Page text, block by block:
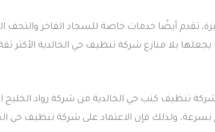
تقدم أيضًا خدمات خاصة للسجاد الفاخر
بلا منازع شركة تنظيف حي الخالدية الأكثر ثقة
شركة تنظيف كنب حي الخالدية من شركة رواد
ولذلك فإن الاعتماد على شركة تنظيف حي